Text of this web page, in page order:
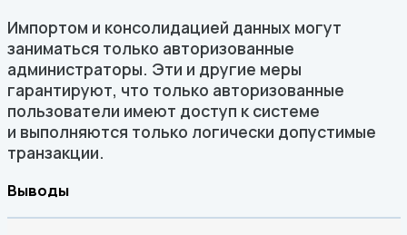
Импортом и консолидацией данных могут
заниматься только авторизованные
администраторы. Эти и другие меры
гарантируют, что только авторизованные
пользователи имеют доступ к системе
и выполняются только логически допустимые
транзакции.
Выводы